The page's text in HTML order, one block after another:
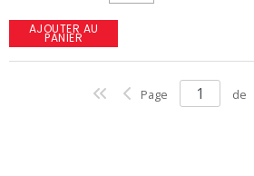
AJOUTER AU
PANIER
Page de